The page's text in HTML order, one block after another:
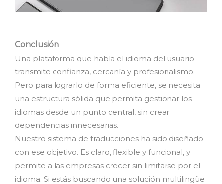
Conclusión
Una plataforma que habla el idioma del usuario
transmite confianza, cercanía y profesionalismo.
Pero para lograrlo de forma eficiente, se necesita
una estructura sólida que permita gestionar los
idiomas desde un punto central, sin crear
dependencias innecesarias.
Nuestro sistema de traducciones ha sido diseñado
con ese objetivo. Es claro, flexible y funcional, y
permite a las empresas crecer sin limitarse por el
idioma. Si estás buscando una solución multilingüe